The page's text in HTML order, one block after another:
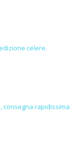
celere.
rapidissima